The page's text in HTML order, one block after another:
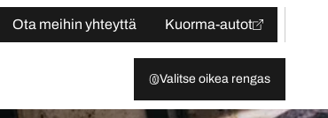
Ota meihin yhteyttä
Kuorma-autot
Valitse oikea rengas